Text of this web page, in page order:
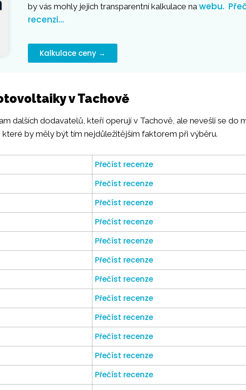
by vás mohly jejich transparentní kalkulace na webu.
recenzi…
Kalkulace ceny →
v Tachově
dalších dodavatelů, kteří operují v Tachově, ale nevešli se do
které by měly být tím nejdůležitějším faktorem při výběru.
Přečíst recenze
Přečíst recenze
Přečíst recenze
Přečíst recenze
Přečíst recenze
Přečíst recenze
Přečíst recenze
Přečíst recenze
Přečíst recenze
Přečíst recenze
Přečíst recenze
Přečíst recenze